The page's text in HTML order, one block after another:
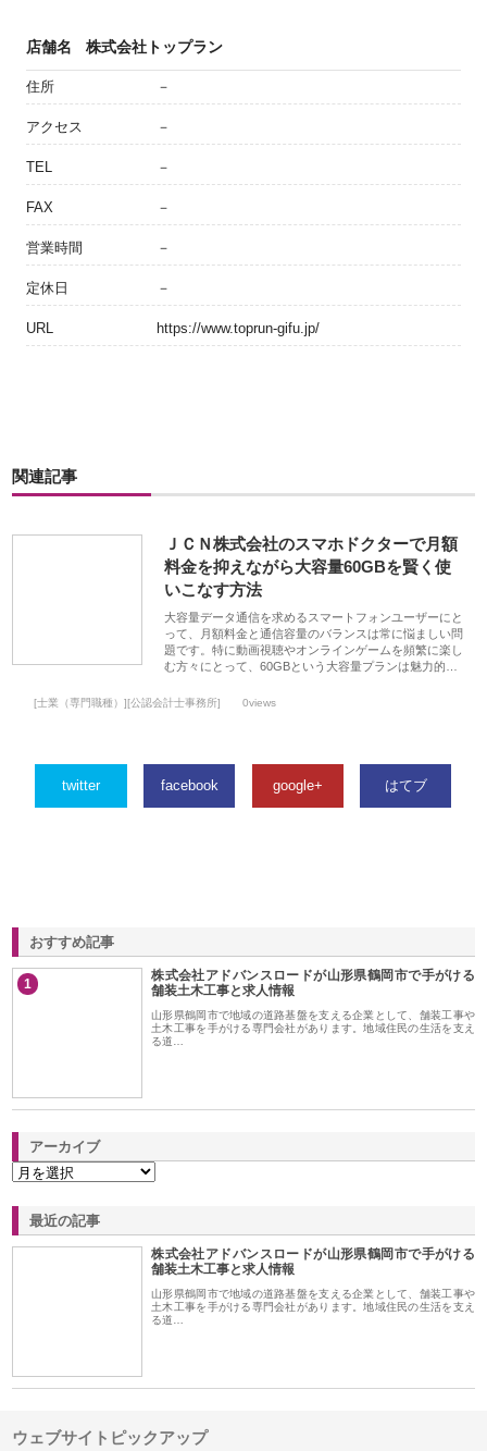
店舗名 株式会社トップラン
住所 －
アクセス －
TEL －
FAX －
営業時間 －
定休日 －
URL https://www.toprun-gifu.jp/
関連記事
ＪＣＮ株式会社のスマホドクターで月額
料金を抑えながら大容量60GBを賢く使
いこなす方法
大容量データ通信を求めるスマートフォンユーザーにと
って、月額料金と通信容量のバランスは常に悩ましい問
題です。特に動画視聴やオンラインゲームを頻繁に楽し
む方々にとって、60GBという大容量プランは魅力的…
[士業（専門職種）][公認会計士事務所] 0views
twitter facebook google+ はてブ
おすすめ記事
1
株式会社アドバンスロードが山形県鶴岡市で手がける
舗装土木工事と求人情報
山形県鶴岡市で地域の道路基盤を支える企業として、舗装工事や
土木工事を手がける専門会社があります。地域住民の生活を支え
る道…
アーカイブ
最近の記事
株式会社アドバンスロードが山形県鶴岡市で手がける
舗装土木工事と求人情報
山形県鶴岡市で地域の道路基盤を支える企業として、舗装工事や
土木工事を手がける専門会社があります。地域住民の生活を支え
る道…
ウェブサイトピックアップ